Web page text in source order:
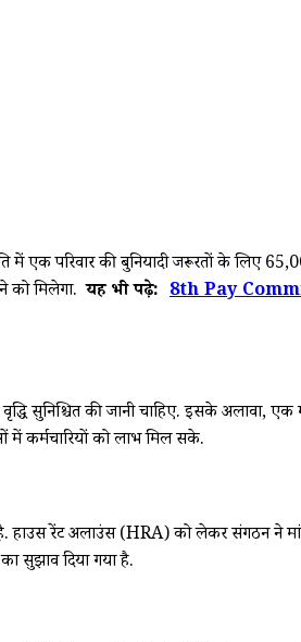
परिवार की बुनियादी जरूरतों के लिए
को मिलेगा.यह भी पढ़े: 8th Pay
सुनिश्चित की जानी चाहिए. इसके अलावा,
कर्मचारियों को लाभ मिल सके.
रेंट अलाउंस (HRA) को लेकर संगठन ने
सुझाव दिया गया है.